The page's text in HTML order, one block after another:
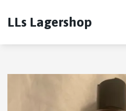
LLs Lagershop